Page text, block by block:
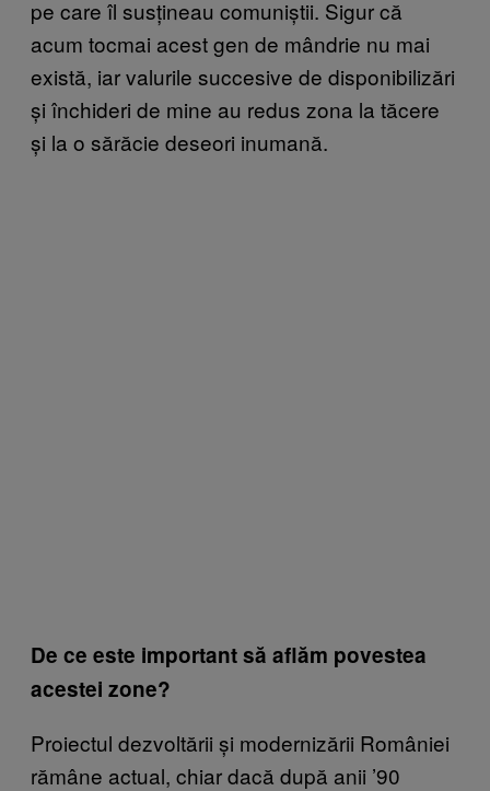
pe care îl susțineau comuniștii. Sigur că
acum tocmai acest gen de mândrie nu mai
există, iar valurile succesive de disponibilizări
și închideri de mine au redus zona la tăcere
și la o sărăcie deseori inumană.
De ce este important să aflăm povestea
acestei zone?
Proiectul dezvoltării și modernizării României
rămâne actual, chiar dacă după anii ’90